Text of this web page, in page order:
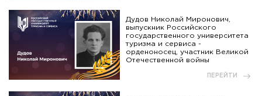
Дудов Николай Миронович,
выпускник Российского
государственного университета
туризма и сервиса -
орденоносец, участник Великой
Отечественной войны
ПЕРЕЙТИ